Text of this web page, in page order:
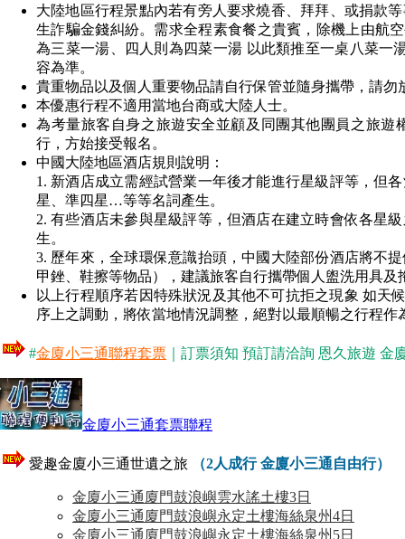
大陸地區行程景點內若有旁人要求燒香、拜拜、或捐款
生詐騙金錢糾紛。需求全程素食餐之貴賓，除機上由航
為三菜一湯、四人則為四菜一湯 以此類推至一桌八菜一
容為準。
貴重物品以及個人重要物品請自行保管並隨身攜帶，請
本優惠行程不適用當地台商或大陸人士。
為考量旅客自身之旅遊安全並顧及同團其他團員之旅
行，方始接受報名。
中國大陸地區酒店規則說明：
1. 新酒店成立需經試營業一年後才能進行星級評等，但
星、準四星…等等名詞產生。
2. 有些酒店未參與星級評等，但酒店在建立時會依各星
生。
3. 歷年來，全球環保意識抬頭，中國大陸部份酒店將不
甲銼、鞋擦等物品），建議旅客自行攜帶個人盥洗用具
以上行程順序若因特殊狀況及其他不可抗拒之現象 如天
序上之調動，將依當地情況調整，絕對以最順暢之行程作
#金廈小三通聯程套票 ｜訂票須知 預訂請洽詢 恩久旅遊 金
金廈小三通套票聯程
愛趣金廈小三通世遺之旅 （2人成行 金廈小三通自由行）
金廈小三通廈門鼓浪嶼雲水謠土樓3日
金廈小三通廈門鼓浪嶼永定土樓海絲泉州4日
金廈小三通廈門鼓浪嶼永定土樓海絲泉州5日